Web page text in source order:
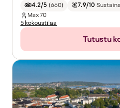
4.2/5 (660) 7.9/10
Max70
5 kokoustilaa
Tutustu